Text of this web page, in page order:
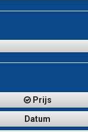
Prijs
Datum